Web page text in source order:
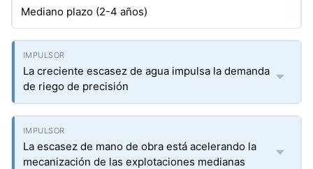
Mediano plazo (2-4 años)
La creciente escasez de agua impulsa la demanda
de riego de precisión
La escasez de mano de obra está acelerando la
mecanización de las explotaciones medianas